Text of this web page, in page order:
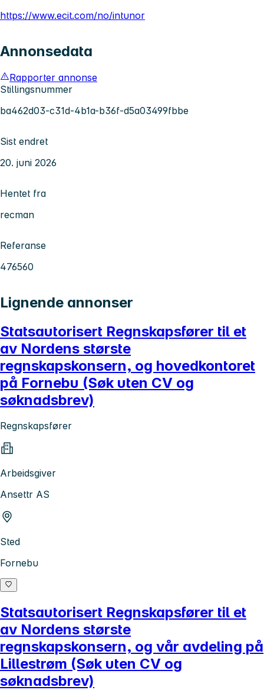
https://www.ecit.com/no/intunor
Annonsedata
Rapporter annonse
Stillingsnummer
ba462d03-c31d-4b1a-b36f-d5a03499fbbe
Sist endret
20. juni 2026
Hentet fra
recman
Referanse
476560
Lignende annonser
Statsautorisert Regnskapsfører til et
av Nordens største
regnskapskonsern, og hovedkontoret
på Fornebu (Søk uten CV og
søknadsbrev)
Regnskapsfører
Arbeidsgiver
Ansettr AS
Sted
Fornebu
Statsautorisert Regnskapsfører til et
av Nordens største
regnskapskonsern, og vår avdeling på
Lillestrøm (Søk uten CV og
søknadsbrev)